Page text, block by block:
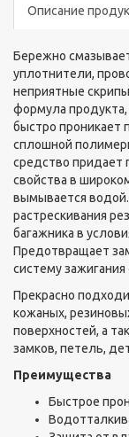
Описание
Бережно
уплотнители,
неприятные
формула продукта,
быстро проникает
сплошной
средство придает
свойства в
вымывается
растрескивания
багажника в
Предотвращает
систему
Прекрасно
кожаных,
поверхностей, а
замков, петель,
Преимущества
Быстрое